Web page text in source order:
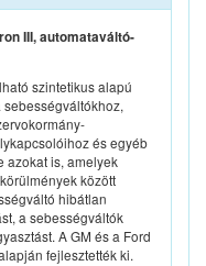
III, automataváltó-
szintetikus alapú
és egyéb
azokat is, amelyek
között
hibátlan
a sebességváltók
A GM és a Ford
fejlesztették ki.